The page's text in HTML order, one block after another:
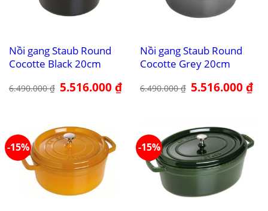
Nồi gang Staub Round
Cocotte Black 20cm
6.490.000₫ Giá
gốc
5.516.000₫Giá
hiện
Nồi gang Staub Round
Cocotte Grey 20cm
6.490.000₫ Giá
gốc
5.516.000₫Giá
-15% -15%